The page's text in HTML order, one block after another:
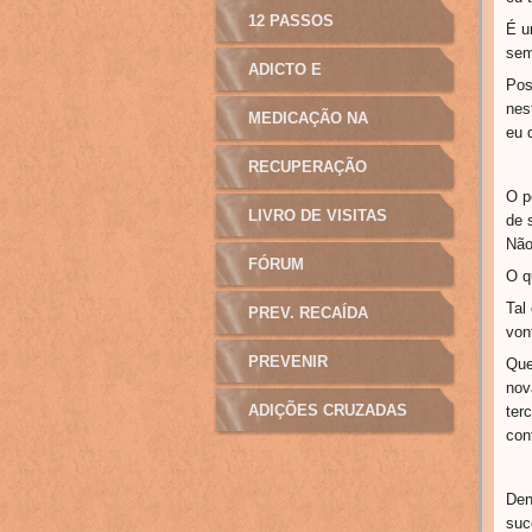
É
eu
O
de
O
Tal
12 PASSOS
ADICTO E
MANIPULAÇÃO
MEDICAÇÃO NA
ADICÇÃO
RECUPERAÇÃO
LIVRO DE VISITAS
FÓRUM
PREV. RECAÍDA
PREVENIR
ADIÇÕES CRUZADAS